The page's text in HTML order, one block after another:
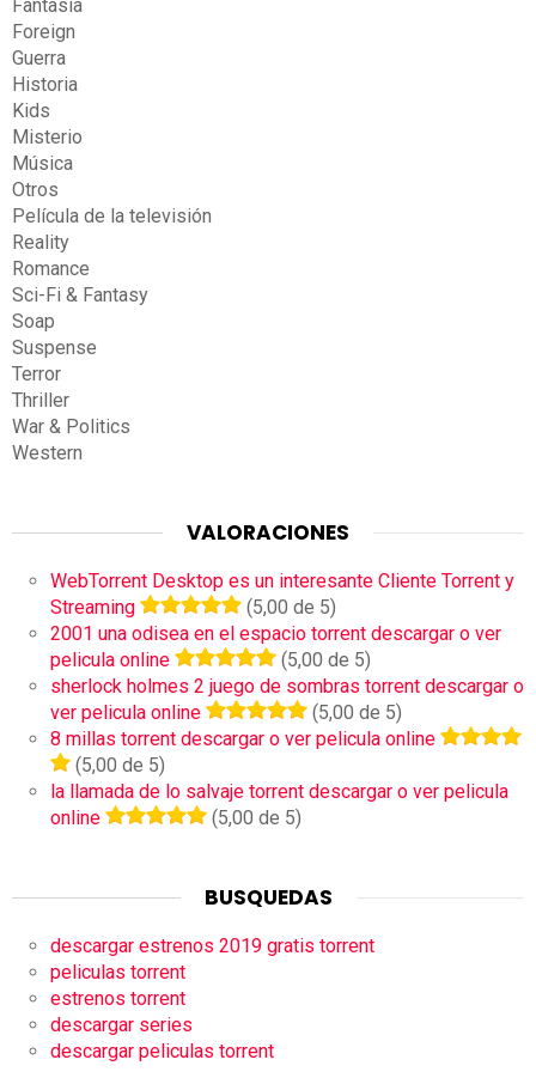
Fantasía
Foreign
Guerra
Historia
Kids
Misterio
Música
Otros
Película de la televisión
Reality
Romance
Sci-Fi & Fantasy
Soap
Suspense
Terror
Thriller
War & Politics
Western
VALORACIONES
WebTorrent Desktop es un interesante Cliente Torrent y
Streaming
(5,00 de 5)
2001 una odisea en el espacio torrent descargar o ver
pelicula online
(5,00 de 5)
sherlock holmes 2 juego de sombras torrent descargar o
ver pelicula online
(5,00 de 5)
8 millas torrent descargar o ver pelicula online
(5,00 de 5)
la llamada de lo salvaje torrent descargar o ver pelicula
online
(5,00 de 5)
BUSQUEDAS
descargar estrenos 2019 gratis torrent
peliculas torrent
estrenos torrent
descargar series
descargar peliculas torrent